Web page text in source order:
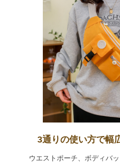
3通りの使い方で幅
ウエストポーチ、ボディバ